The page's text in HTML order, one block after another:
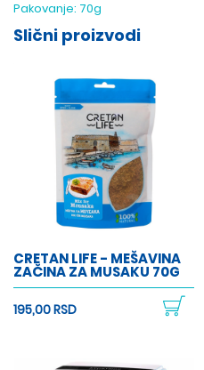
Pakovanje: 70g
Slični proizvodi
CRETAN LIFE - MEŠAVINA
ZAČINA ZA MUSAKU 70G
195,00 RSD